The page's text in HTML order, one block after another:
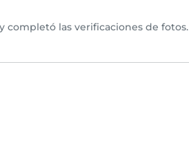
las verificaciones de fotos.